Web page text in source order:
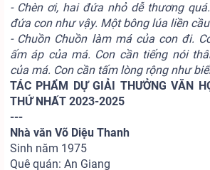
- Chèn ơi, hai đứa nhỏ dễ thương
đứa con như vậy. Một bông lúa liền
- Chuồn Chuồn làm má của con đi.
ấm áp của má. Con cần tiếng nói
của má. Con cần tấm lòng rộng như
TÁC PHẨM DỰ GIẢI THƯỞNG VĂN
THỨ NHẤT 2023-2025
---
Nhà văn Võ Diệu Thanh
Sinh năm 1975
Quê quán: An Giang